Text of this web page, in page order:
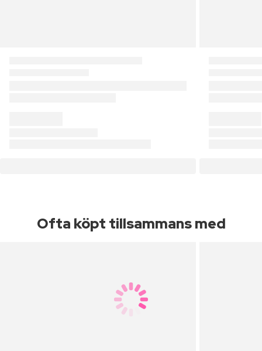
Ofta köpt tillsammans med